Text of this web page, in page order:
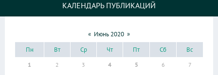
КАЛЕНДАРЬ ПУБЛИКАЦИЙ
« Июнь 2020 »
Пн
Вт Ср Чт Пт Сб Вс
1 2 3 4 5 6
7